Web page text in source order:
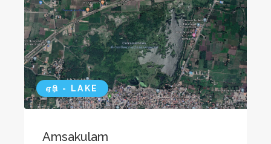
ஏரி - LAKE
Amsakulam